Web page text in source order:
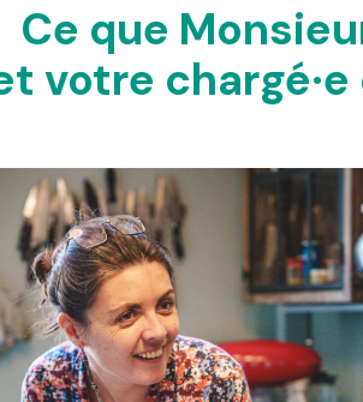
Ce que
votre chargé·e